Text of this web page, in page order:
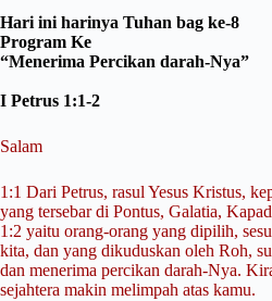
Hari ini harinya Tuhan bag ke-8
Program Ke
“Menerima Percikan darah-Nya”
I Petrus 1:1-2
Salam
1:1 Dari Petrus, rasul Yesus Kristus,
yang tersebar di Pontus, Galatia,
1:2 yaitu orang-orang yang dipilih,
kita, dan yang dikuduskan oleh Roh,
dan menerima percikan darah-Nya.
sejahtera makin melimpah atas kamu.